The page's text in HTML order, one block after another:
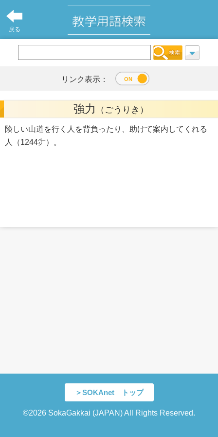
戻る
リンク表示：
強力 （ごうりき）
険しい山道を行く人を背負ったり、助けて案内してくれる
人（1244㌻）。
＞SOKAnet トップ
©2026 SokaGakkai (JAPAN) All Rights Reserved.